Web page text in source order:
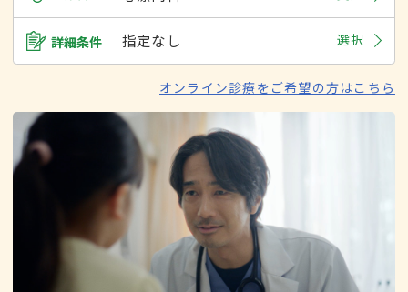
詳細条件 指定なし 選択
オンライン診療をご希望の方はこちら